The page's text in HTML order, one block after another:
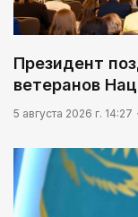
Президент
ветеранов
5 августа 2026 г. 14:27